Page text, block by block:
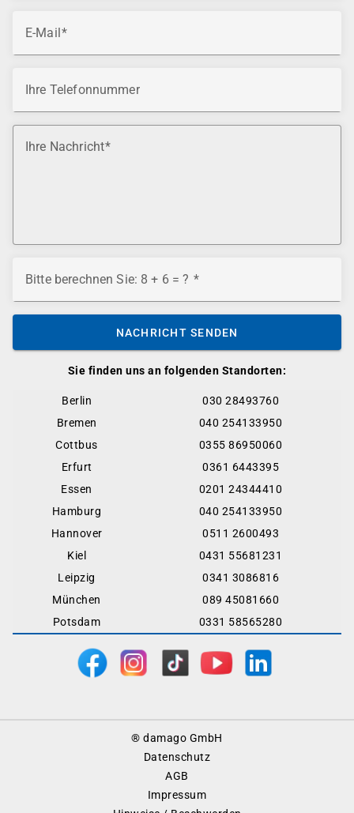
Sie finden uns an folgenden Standorten:
Berlin
030 28493760
Bremen
040 254133950
Cottbus
0355 86950060
Erfurt
0361 6443395
Essen
0201 24344410
Hamburg
040 254133950
Hannover
0511 2600493
Kiel
0431 55681231
Leipzig
0341 3086816
München
089 45081660
Potsdam
0331 58565280
E-Mail
Ihre Telefonnummer
Ihre Nachricht
Bitte berechnen Sie: 8 + 6 = ?
NACHRICHT SENDEN
® damago GmbH
Datenschutz
AGB
Impressum